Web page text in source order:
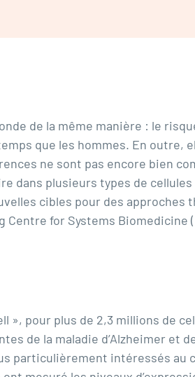
de la même manière : le
que les hommes. En outre,
ne sont pas encore bien
dans plusieurs types de
cibles pour des approches
Centre for Systems Biomedicine
», pour plus de 2,3 millions de
de la maladie d’Alzheimer et
particulièrement intéressés au